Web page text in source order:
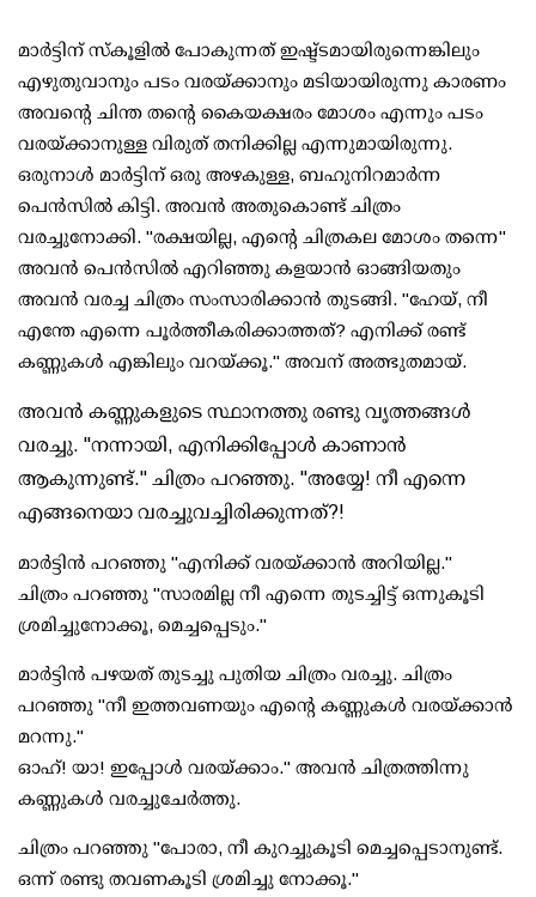
മാർട്ടിന് സ്കൂളിൽ പോകുന്നത് ഇഷ്ട്ടമായിരുന്നെങ്കിലും
എഴുതുവാനും പടം വരയ്ക്കാനും മടിയായിരുന്നു കാരണം
അവന്റെ ചിന്ത തന്റെ കൈയക്ഷരം മോശം എന്നും പടം
വരയ്ക്കാനുള്ള വിരുത് തനിക്കില്ല എന്നുമായിരുന്നു.
ഒരുനാൾ മാർട്ടിന് ഒരു അഴകുള്ള, ബഹുനിറമാർന്ന
പെൻസിൽ കിട്ടി. അവൻ അതുകൊണ്ട് ചിത്രം
വരച്ചുനോക്കി. "രക്ഷയില്ല, എന്റെ ചിത്രകല മോശം തന്നെ"
അവൻ പെൻസിൽ എറിഞ്ഞു കളയാൻ ഓങ്ങിയതും
അവൻ വരച്ച ചിത്രം സംസാരിക്കാൻ തുടങ്ങി. "ഹേയ്, നീ
എന്തേ എന്നെ പൂർത്തീകരിക്കാത്തത്? എനിക്ക് രണ്ട്
കണ്ണുകൾ എങ്കിലും വറയ്ക്കൂ." അവന് അത്ഭുതമായ്‌.
അവൻ കണ്ണുകളുടെ സ്ഥാനത്തു രണ്ടു വൃത്തങ്ങൾ
വരച്ചു. "നന്നായി, എനിക്കിപ്പോൾ കാണാൻ
ആകുന്നുണ്ട്." ചിത്രം പറഞ്ഞു. "അയ്യേ! നീ എന്നെ
എങ്ങനെയാ വരച്ചുവച്ചിരിക്കുന്നത്?!
മാർട്ടിൻ പറഞ്ഞു "എനിക്ക് വരയ്ക്കാൻ അറിയില്ല."
ചിത്രം പറഞ്ഞു "സാരമില്ല നീ എന്നെ തുടച്ചിട്ട് ഒന്നുകൂടി
ശ്രമിച്ചുനോക്കൂ, മെച്ചപ്പെടും."
മാർട്ടിൻ പഴയത് തുടച്ചു പുതിയ ചിത്രം വരച്ചു. ചിത്രം
പറഞ്ഞു "നീ ഇത്തവണയും എന്റെ കണ്ണുകൾ വരയ്ക്കാൻ
മറന്നു."
ഓഹ്! യാ! ഇപ്പോൾ വരയ്ക്കാം." അവൻ ചിത്രത്തിന്നു
കണ്ണുകൾ വരച്ചുചേർത്തു.
ചിത്രം പറഞ്ഞു "പോരാ, നീ കുറച്ചുകൂടി മെച്ചപ്പെടാനുണ്ട്.
ഒന്ന് രണ്ടു തവണകൂടി ശ്രമിച്ചു നോക്കൂ."